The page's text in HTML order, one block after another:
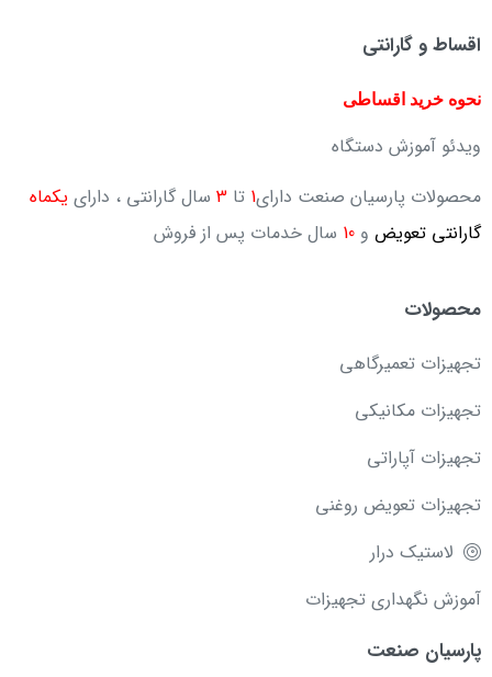
اقساط و گارانتی
نحوه خرید اقساطی
ویدئو آموزش دستگاه
محصولات پارسیان صنعت دارای1 تا 3 سال گارانتی ، دارای یکماه
گارانتی تعویض و 10 سال خدمات پس از فروش
محصولات
تجهیزات تعمیرگاهی
تجهیزات مکانیکی
تجهیزات آپاراتی
تجهیزات تعویض روغنی
لاستیک درار
آموزش نگهداری تجهیزات
پارسیان صنعت